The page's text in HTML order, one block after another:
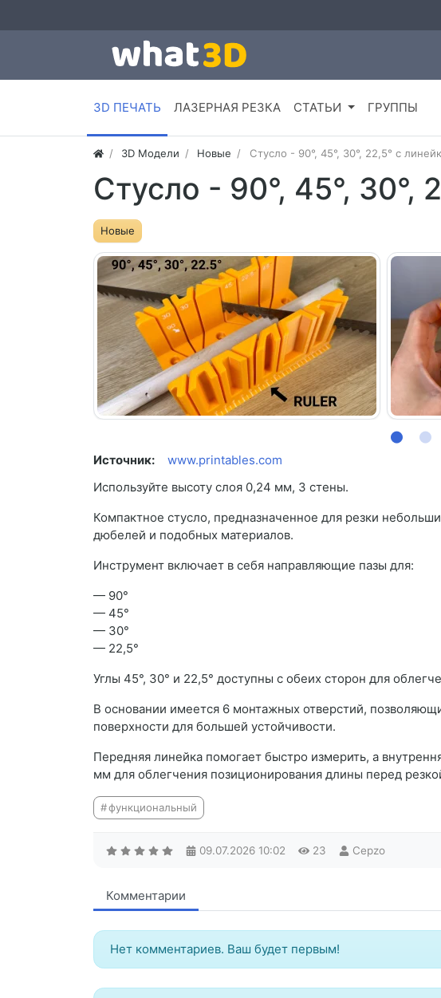
3D ПЕЧАТЬ ЛАЗЕРНАЯ РЕЗКА СТАТЬИ ГРУППЫ
3D Модели Новые Стусло - 90°, 45°, 30°, 22,5° с
Стусло - 90°, 45°, 30°,
Новые
Источник:
www.printables.com
Используйте высоту слоя 0,24 мм, 3 стены.
Компактное стусло, предназначенное для резки
дюбелей и подобных материалов.
Инструмент включает в себя направляющие пазы для:
— 90°
— 45°
— 30°
— 22,5°
Углы 45°, 30° и 22,5° доступны с обеих сторон для
В основании имеется 6 монтажных отверстий,
поверхности для большей устойчивости.
Передняя линейка помогает быстро измерить, а
мм для облегчения позиционирования длины перед
функциональный
09.07.2026 10:02 23 Cepzo
Комментарии
Нет комментариев. Ваш будет первым!